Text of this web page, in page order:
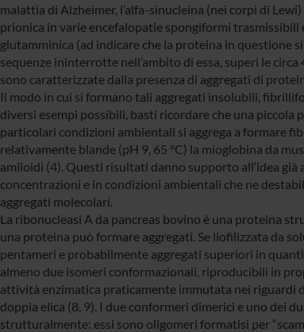
malattia di Alzheimer, l’alfa-sinucleina (nei corpi di
prionica in varie encefalopatie spongiformi trasmissibili
glutamminica (ad indicare che la proteina in questione
sequenze ininterrotte nell’ambito di essa, superi le
sono caratterizzate dalla presenza di aggregati di
Il modo in cui si formano tali aggregati insolubili,
diversi esempi possibili, basti ricordare che una piccola
particolari condizioni ambientali si aggrega a formare
relativamente blande (pH 9, 65 °C) la mioglobina da
amiloidi (4). Questi risultati danno supporto all’idea
concentrazioni e in condizioni ambientali che ne
aggregati molecolari.
La ribonucleasi A da pancreas bovino è una proteina
una proteina può formare aggregati. Se liofilizzata da
pentameri e probabilmente aggregati superiori in
almeno due isomeri conformazionali, riproducibili in
attività enzimatica praticamente immutata nei riguardi
doppia elica (8, 9). I due conformeri dimerici e uno dei
strutturalmente: essi sono oligomeri formatisi per